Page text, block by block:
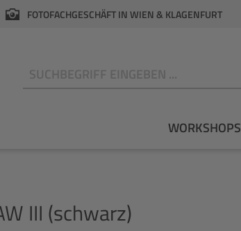
FOTOFACHGESCHÄFT IN WIEN & KLAGENFURT
WORKSHOPS
III (schwarz)